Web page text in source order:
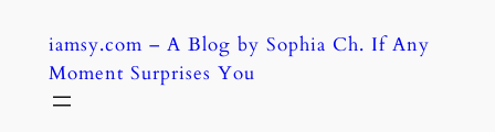
content
iamsy.com – A Blog by Sophia Ch. If Any
Moment Surprises You